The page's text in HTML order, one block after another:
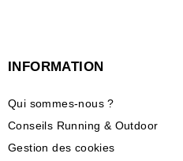
INFORMATION
Qui sommes-nous ?
Conseils Running & Outdoor
Gestion des cookies